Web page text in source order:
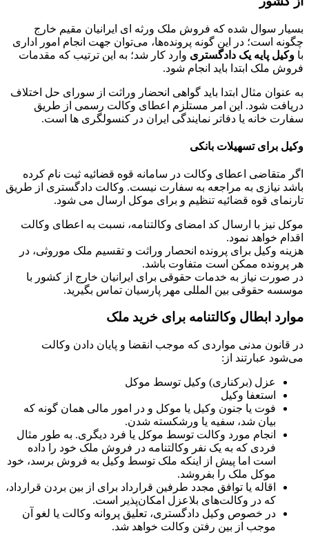
بسیار سوال شده که فروش ملک ورثه ای ایرانیان مقیم خارج
چگونه است؛ در این گونه پرونده‌ها، می‌توان جهت انجام امور اداری
با وکیل پایه یک دادگستری وارد کار شد؛ به این ترتیب که مقدمات
فروش ملک ابتدا باید انجام شود.
به عنوان مثال ابتدا باید گواهی انحضار وراثت از سورای حل اختلاف
دریافت شود. این امر مستلزم اعطای وکالت رسمی از طریق
سفارت خانه یا دفاتر نمایندگی ایران در کنسولگری ها است.
وکیل برای تسهیلات بانکی
اگر متقاضی اعطای وکالت در سامانه قوه قضائیه ثبت نام کرده
باشد نیازی به مراجعه به سفارت نیست. وکالت دادگستری از طریق
تارنمای قوه قضائیه تنظیم و برای موکل ارسال می شود.
موکل نیز با ارسال کد امضای وکالتنامه، نسبت به اعطای وکالت
اقدام خواهد نمود.
هزینه وکیل برای پرونده انحصار وراثت و تقسیم ملک موروثی، در
هر پرونده ممکن است متفاوت باشد.
در صورت نیاز به خدمات حقوقی برای ایرانیان خارج از کشور با
موسسه حقوقی بین المللی مهر پارسیان تماس بگیرید.
موارد ابطال وکالتنامه برای خرید ملک
در قانون مدنی مواردی که موجب انقضا و پایان دادن وکالت
می‌شود عبارتند از:
عزل (برکناری) وکیل توسط موکل
استعفا وکیل
فوت یا جنون وکیل یا موکل و در امور مالی همان گونه که
بیان شد، سفیه یا ورشکسته شدن.
انجام مورد وکالت توسط موکل یا فرد دیگری. به طور مثال
فردی که به یک نفر وکالتنامه در فروش ملک خود را داده
است اما پیش از اینکه ملک توسط وکیل به فروش برسد، خود
موکل ملک را بفروشد.
اقاله یا توافق مجدد طرفین قرارداد برای از بین بردن قرارداد،
که در وکالت‌های بلاعزل امکان‌پذیر است.
در خصوص وکیل دادگستری، تعلیق پروانه وکالت یا لغو آن
موجب از بین رفتن وکالت خواهد شد.